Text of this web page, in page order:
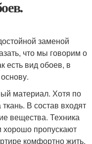
заменой
что мы говорим о
есть вид обоев, в
материал. Хотя по
В состав входят
вещества. Техника
хорошо пропускают
комфортно жить.